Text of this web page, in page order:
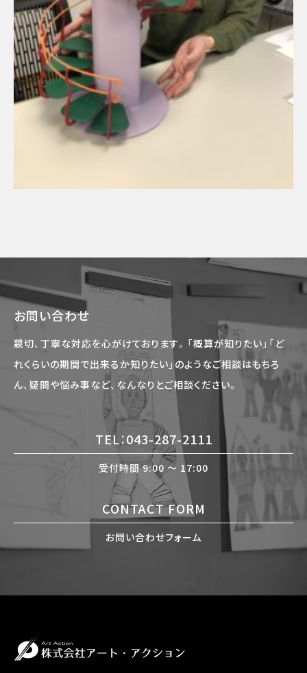
お問い合わせ
親切、丁寧な対応を心がけております。「概算が知りたい」「ど
れくらいの期間で出来るか知りたい」のようなご相談はもちろ
ん、疑問や悩み事など、なんなりとご相談ください。
TEL：043-287-2111
受付時間 9:00 〜 17:00
CONTACT FORM
お問い合わせフォーム